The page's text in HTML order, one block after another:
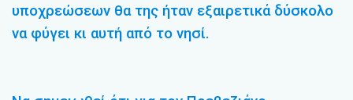
υποχρεώσεων θα της ήταν εξαιρετικά δύσκολο
να φύγει κι αυτή από το νησί.